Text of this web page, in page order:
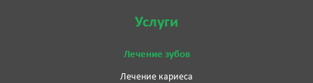
Услуги
Лечение зубов
Лечение кариеса